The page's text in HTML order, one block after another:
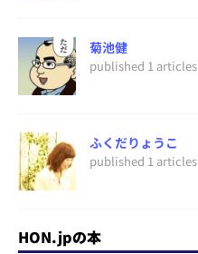
菊池健
published 1 articles
ふくだりょうこ
published 1 articles
HON.jpの本